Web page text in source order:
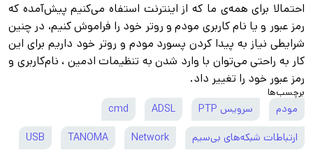
احتمالا برای همه‌ی ما که از اینترنت استفاه می‌کنیم پیش‌آمده که
رمز‌ عبور و یا نام‌ کاربری مودم و روتر خود را فراموش کنیم، در چنین
شرایطی نیاز به پیدا کردن پسورد مودم و روتر خود داریم برای این
کار به راحتی می‌توان با وارد شدن به تنظیمات ادمین ، نام‌کاربری و
رمز عبور خود را تغییر داد.
برچسب‌ها
مودم سرویس PTP ADSL
cmd
ارتباطات شبکه‌های بی‌سیم Network
TANOMA
USB